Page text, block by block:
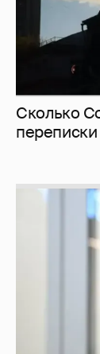
Сколько
перeписки